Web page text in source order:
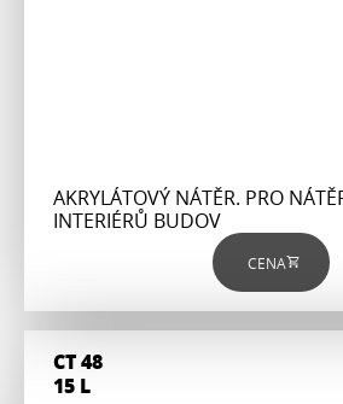
AKRYLÁTOVÝ NÁTĚR. PRO
INTERIÉRŮ BUDOV
CENA
CT 48
15 L